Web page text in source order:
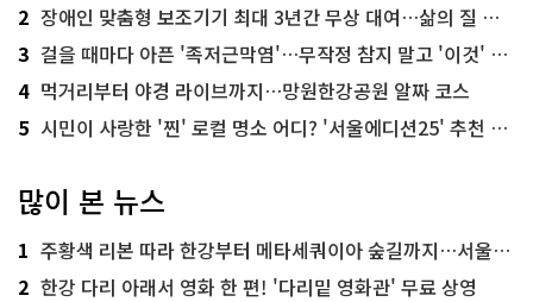
2 장애인 맞춤형 보조기기 최대 3년간 무상 대여…삶의 질 높인다
3 걸을 때마다 아픈 '족저근막염'…무작정 참지 말고 '이것' 해보세요!
4 먹거리부터 야경 라이브까지…망원한강공원 알짜 코스
5 시민이 사랑한 '찐' 로컬 명소 어디? '서울에디션25' 추천 코스
많이 본 뉴스
1 주황색 리본 따라 한강부터 메타세쿼이아 숲길까지…서울둘레길 15코스
2 한강 다리 아래서 영화 한 편! '다리밑 영화관' 무료 상영